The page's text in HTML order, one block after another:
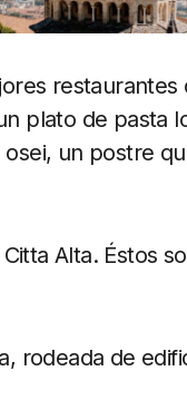
restaurantes
plato de pasta
un postre
Alta. Éstos
rodeada de